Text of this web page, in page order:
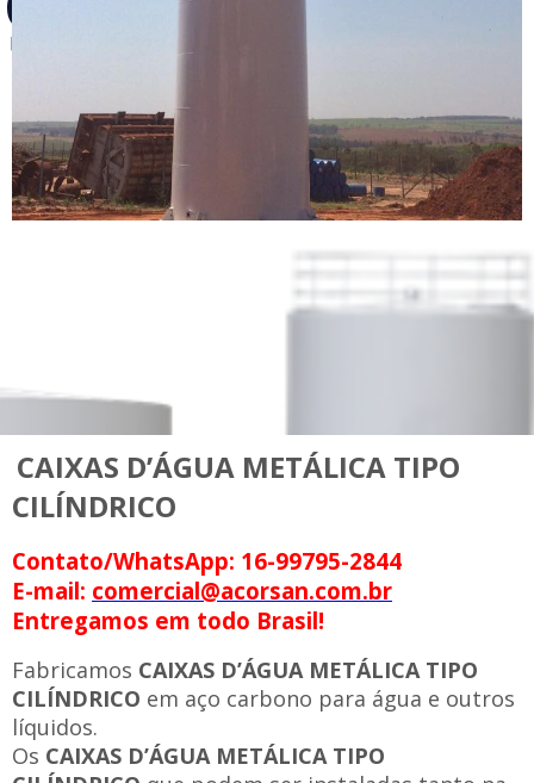
CAIXAS D’ÁGUA METÁLICA TIPO
CILÍNDRICO
Contato/WhatsApp: 16-99795-2844
E-mail: comercial@acorsan.com.br
Entregamos em todo Brasil!
Fabricamos CAIXAS D’ÁGUA METÁLICA TIPO
CILÍNDRICO em aço carbono para água e outros
líquidos.
Os CAIXAS D’ÁGUA METÁLICA TIPO